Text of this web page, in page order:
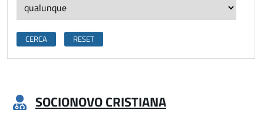
SOCIONOVO CRISTIANA